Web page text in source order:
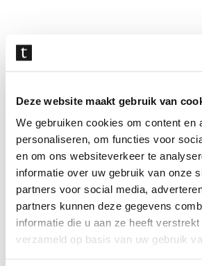
Deze website maakt gebruik van
We gebruiken cookies om content en
personaliseren, om functies voor
en om ons websiteverkeer te
informatie over uw gebruik van onze
partners voor social media,
partners kunnen deze gegevens
informatie die u aan ze heeft
verzameld op basis van uw gebruik
overslaan